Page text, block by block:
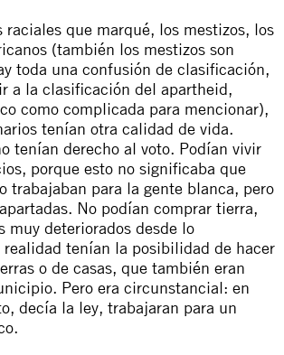
raciales que marqué, los mestizos, los
(también los mestizos son
toda una confusión de clasificación,
a la clasificación del apartheid,
como complicada para mencionar),
tenían otra calidad de vida.
tenían derecho al voto. Podían vivir
porque esto no significaba que
trabajaban para la gente blanca, pero
No podían comprar tierra,
muy deteriorados desde lo
tenían la posibilidad de hacer
o de casas, que también eran
Pero era circunstancial: en
decía la ley, trabajaran para un